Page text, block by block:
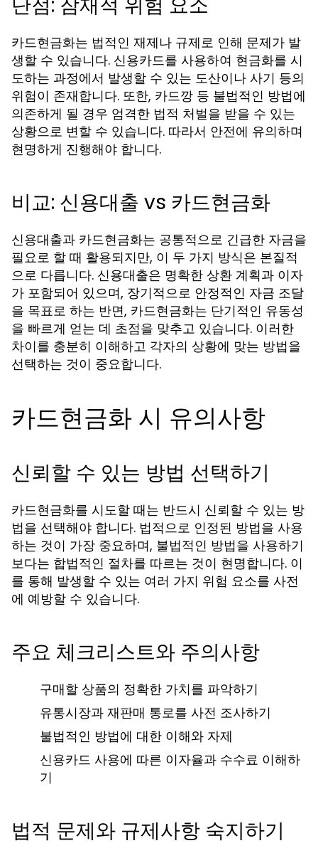
카드현금화는 법적인 재제나 규제로 인해 문제가 발
생할 수 있습니다. 신용카드를 사용하여 현금화를 시
도하는 과정에서 발생할 수 있는 도산이나 사기 등의
위험이 존재합니다. 또한, 카드깡 등 불법적인 방법에
의존하게 될 경우 엄격한 법적 처벌을 받을 수 있는
상황으로 변할 수 있습니다. 따라서 안전에 유의하며
현명하게 진행해야 합니다.
비교: 신용대출 vs 카드현금화
신용대출과 카드현금화는 공통적으로 긴급한 자금을
필요로 할 때 활용되지만, 이 두 가지 방식은 본질적
으로 다릅니다. 신용대출은 명확한 상환 계획과 이자
가 포함되어 있으며, 장기적으로 안정적인 자금 조달
을 목표로 하는 반면, 카드현금화는 단기적인 유동성
을 빠르게 얻는 데 초점을 맞추고 있습니다. 이러한
차이를 충분히 이해하고 각자의 상황에 맞는 방법을
선택하는 것이 중요합니다.
카드현금화 시 유의사항
신뢰할 수 있는 방법 선택하기
카드현금화를 시도할 때는 반드시 신뢰할 수 있는 방
법을 선택해야 합니다. 법적으로 인정된 방법을 사용
하는 것이 가장 중요하며, 불법적인 방법을 사용하기
보다는 합법적인 절차를 따르는 것이 현명합니다. 이
를 통해 발생할 수 있는 여러 가지 위험 요소를 사전
에 예방할 수 있습니다.
주요 체크리스트와 주의사항
구매할 상품의 정확한 가치를 파악하기
유통시장과 재판매 통로를 사전 조사하기
불법적인 방법에 대한 이해와 자제
신용카드 사용에 따른 이자율과 수수료 이해하
기
법적 문제와 규제사항 숙지하기